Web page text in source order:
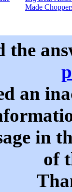
Made
the
an
in
of